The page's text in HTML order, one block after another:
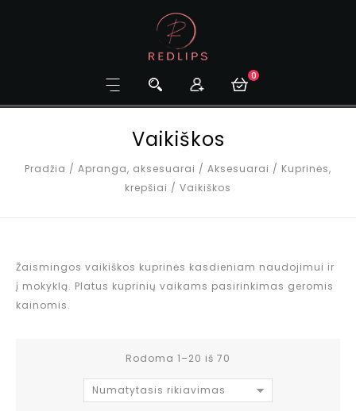
0
Vaikiškos
Pradžia / Apranga, aksesuarai / Aksesuarai / Kuprinės,
krepšiai / Vaikiškos
Žaismingos vaikiškos kuprinės kasdieniam naudojimui ir
į mokyklą. Platus kuprinių vaikams pasirinkimas geromis
kainomis.
Rodoma 1–20 iš 70
Numatytasis rikiavimas